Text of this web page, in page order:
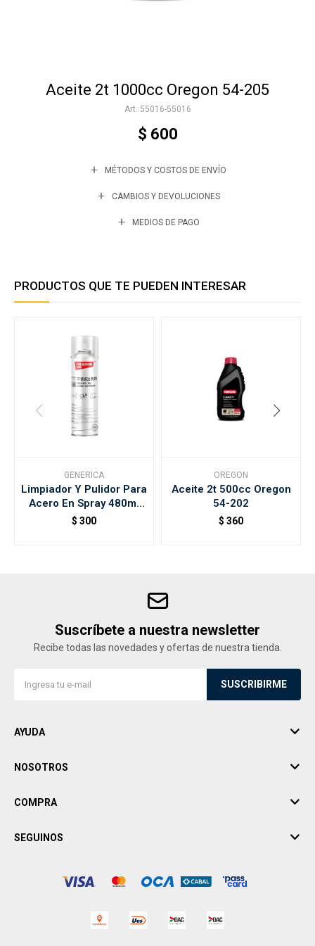
Aceite 2t 1000cc Oregon 54-205
55016-55016
$ 600
MÉTODOS Y COSTOS DE ENVÍO
CAMBIOS Y DEVOLUCIONES
MEDIOS DE PAGO
PRODUCTOS QUE TE PUEDEN INTERESAR
GENERICA
Limpiador Y Pulidor Para
Acero En Spray 480ml
Clean
$ 300
OREGON
Aceite 2t 500cc Oregon
54-202
$ 360
Suscríbete a nuestra newsletter
Recibe todas las novedades y ofertas de nuestra tienda.
SUSCRIBIRME
AYUDA
NOSOTROS
COMPRA
SEGUINOS
Varios